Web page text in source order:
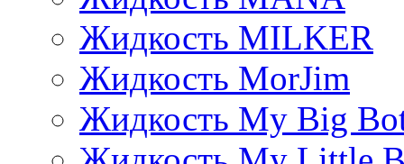
Жидкость MILKER
Жидкость MorJim
Жидкость My Big